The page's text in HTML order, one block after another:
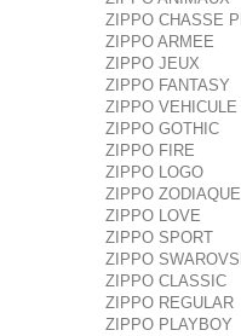
ZIPPO CHASSE
ZIPPO ARMEE
ZIPPO JEUX
ZIPPO FANTASY
ZIPPO VEHICULE
ZIPPO GOTHIC
ZIPPO FIRE
ZIPPO LOGO
ZIPPO ZODIAQUE
ZIPPO LOVE
ZIPPO SPORT
ZIPPO
ZIPPO CLASSIC
ZIPPO REGULAR
ZIPPO PLAYBOY